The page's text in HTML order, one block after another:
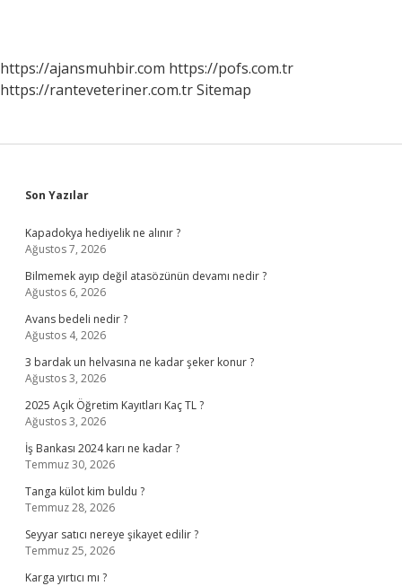
https://ajansmuhbir.com https://pofs.com.tr
https://ranteveteriner.com.trSitemap
Sidebar
Son Yazılar
Kapadokya hediyelik ne alınır ?
Ağustos 7, 2026
Bilmemek ayıp değil atasözünün devamı nedir ?
Ağustos 6, 2026
Avans bedeli nedir ?
Ağustos 4, 2026
3 bardak un helvasına ne kadar şeker konur ?
Ağustos 3, 2026
2025 Açık Öğretim Kayıtları Kaç TL ?
Ağustos 3, 2026
İş Bankası 2024 karı ne kadar ?
Temmuz 30, 2026
Tanga külot kim buldu ?
Temmuz 28, 2026
Seyyar satıcı nereye şikayet edilir ?
Temmuz 25, 2026
Karga yırtıcı mı ?